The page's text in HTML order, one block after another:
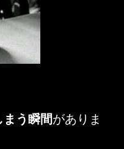
う瞬間がありま